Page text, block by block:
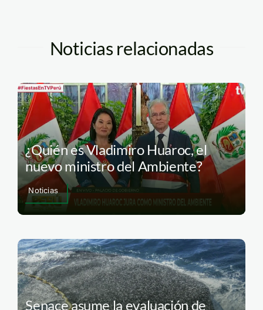
Noticias relacionadas
¿Quién es Vladimiro Huaroc, el
nuevo ministro del Ambiente?
Noticias
Senace asume la evaluación de